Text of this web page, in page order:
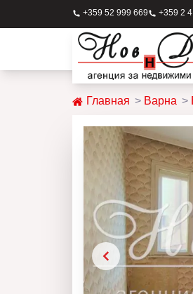
+359 52 999 669 +359 2
Главная Варна